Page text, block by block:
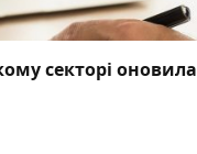
секторі оновила